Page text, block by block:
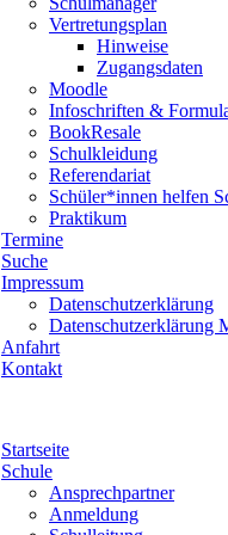
Vertretungsplan
Hinweise
Zugangsdaten
Moodle
Infoschriften &
BookResale
Schulkleidung
Referendariat
Schüler*innen helfen
Praktikum
Termine
Suche
Impressum
Datenschutzerklärung
Datenschutzerklärung
Anfahrt
Kontakt
Startseite
Schule
Ansprechpartner
Anmeldung